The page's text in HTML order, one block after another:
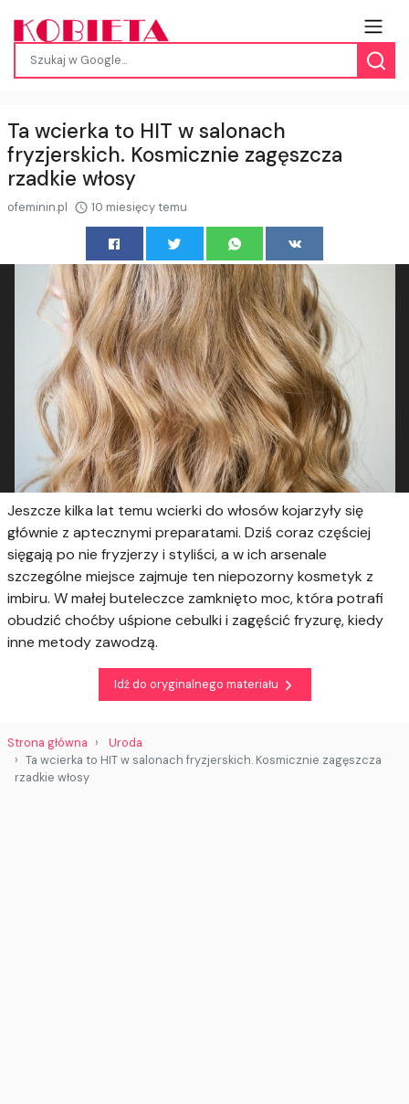
Ta wcierka to HIT w salonach
fryzjerskich. Kosmicznie zagęszcza
rzadkie włosy
ofeminin.pl 10 miesięcy temu
Jeszcze kilka lat temu wcierki do włosów kojarzyły się
głównie z aptecznymi preparatami. Dziś coraz częściej
sięgają po nie fryzjerzy i styliści, a w ich arsenale
szczególne miejsce zajmuje ten niepozorny kosmetyk z
imbiru. W małej buteleczce zamknięto moc, która potrafi
obudzić choćby uśpione cebulki i zagęścić fryzurę, kiedy
inne metody zawodzą.
Idź do oryginalnego materiału
Strona główna
Uroda
Ta wcierka to HIT w salonach fryzjerskich. Kosmicznie zagęszcza
rzadkie włosy